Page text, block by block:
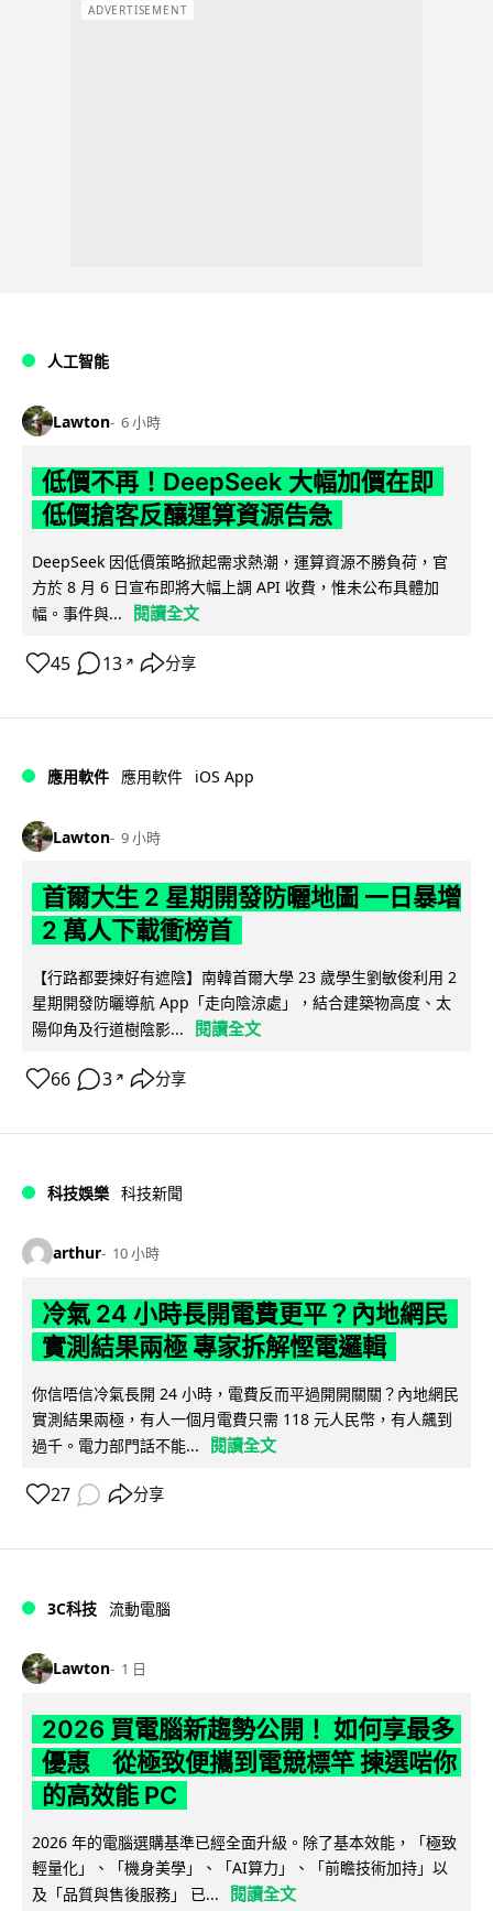
ADVERTISEMENT
人工智能
Lawton 6 小時
低價不再！DeepSeek 大幅加價在即
低價搶客反釀運算資源告急
DeepSeek 因低價策略掀起需求熱潮，運算資源不勝負荷，官
方於 8 月 6 日宣布即將大幅上調 API 收費，惟未公布具體加
幅。事件與...
閱讀全文
45 13 ↗ 分享
應用軟件 應用軟件 iOS App
Lawton 9 小時
首爾大生 2 星期開發防曬地圖 一日暴增
2 萬人下載衝榜首
【行路都要揀好有遮陰】南韓首爾大學 23 歲學生劉敏俊利用 2
星期開發防曬導航 App「走向陰涼處」，結合建築物高度、太
陽仰角及行道樹陰影...
閱讀全文
66 3 ↗ 分享
科技娛樂 科技新聞
arthur 10 小時
冷氣 24 小時長開電費更平？內地網民
實測結果兩極 專家拆解慳電邏輯
你信唔信冷氣長開 24 小時，電費反而平過開開關關？內地網民
實測結果兩極，有人一個月電費只需 118 元人民幣，有人飆到
過千。電力部門話不能...
閱讀全文
27 分享
3C科技 流動電腦
Lawton 1 日
2026 買電腦新趨勢公開！ 如何享最多
優惠 從極致便攜到電競標竿 揀選啱你
的高效能 PC
2026 年的電腦選購基準已經全面升級。除了基本效能，「極致
輕量化」、「機身美學」、「AI算力」、「前瞻技術加持」以
及「品質與售後服務」 已...
閱讀全文